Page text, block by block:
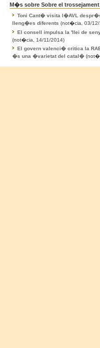
M�s sobre Sobre el
Toni Cant� visita l�AVL
lleng�es diferents (not�cia, 03/12/
El consell impulsa la 'llei de
(not�cia, 14/11/2014)
El govern valenci� critica la
�s una �varietat del catal�